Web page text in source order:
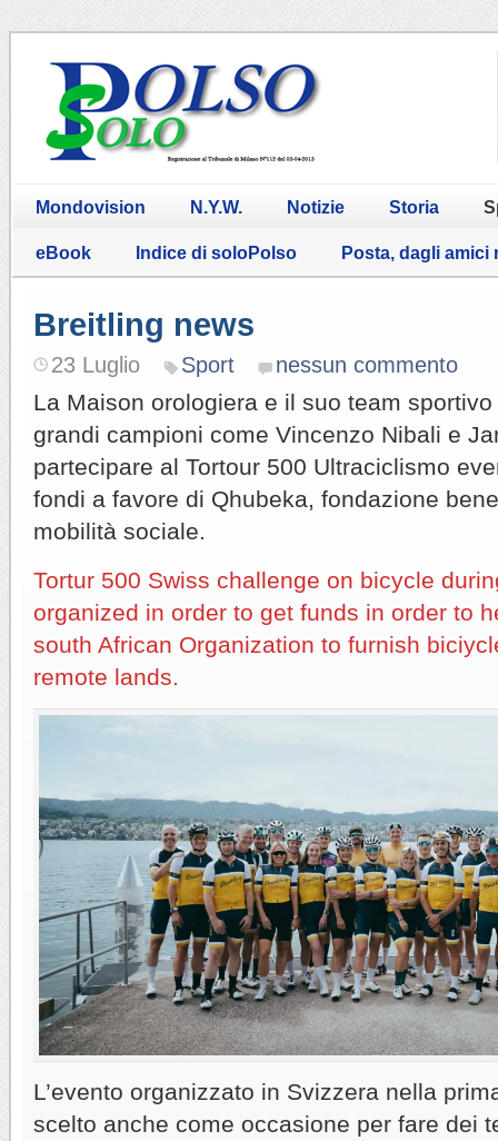
Mondovision N.Y.W. Notizie Storia
eBook Indice di soloPolso Posta, dagli amici
Breitling news
23 Luglio Sport nessun commento
La Maison orologiera e il suo team
grandi campioni come Vincenzo Nibali e
partecipare al Tortour 500 Ultraciclismo
fondi a favore di Qhubeka, fondazione
mobilità sociale.
Tortur 500 Swiss challenge on bicycle
organized in order to get funds in order to
south African Organization to furnish
remote lands.
L’evento organizzato in Svizzera nella
scelto anche come occasione per fare dei